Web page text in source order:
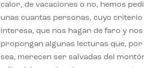
calor, de vacaciones o no, hemos
unas cuantas personas, cuyo criterio
interesa, que nos hagan de faro y nos
propongan algunas lecturas que, por
sea, merecen ser salvadas del